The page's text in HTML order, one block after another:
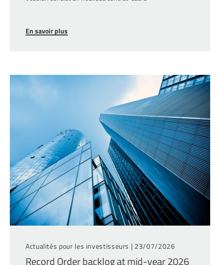
En savoir plus
Actualités pour les investisseurs | 23/07/2026
Record Order backlog at mid-year 2026